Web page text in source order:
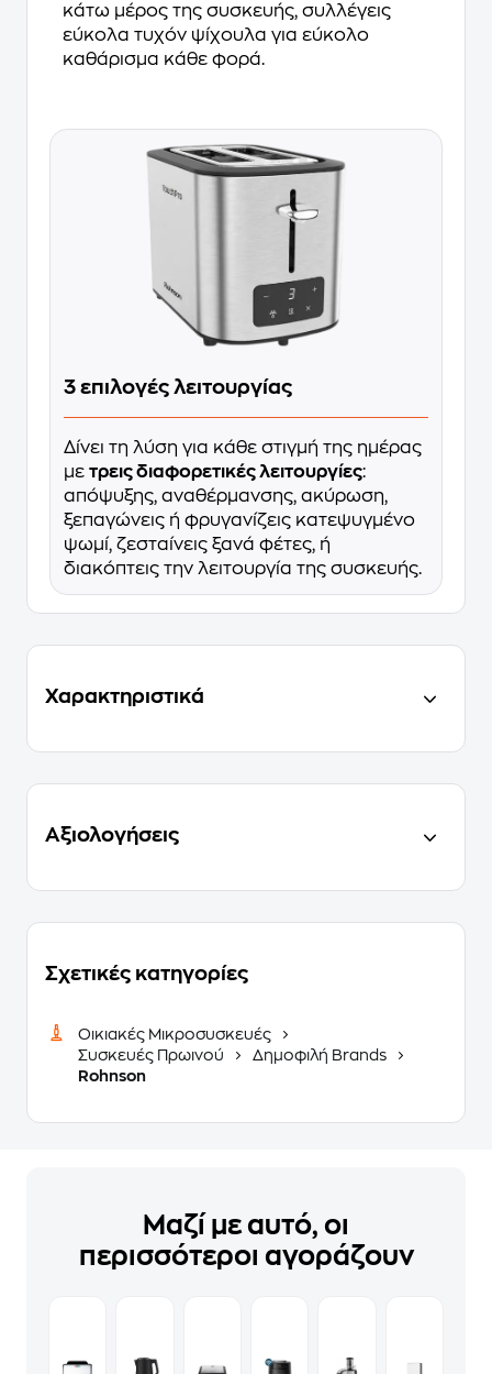
κάτω μέρος της συσκευής, συλλέγεις
εύκολα τυχόν ψίχουλα για εύκολο
καθάρισμα κάθε φορά.
3 επιλογές λειτουργίας
Δίνει τη λύση για κάθε στιγμή της ημέρας
με τρεις διαφορετικές λειτουργίες:
απόψυξης, αναθέρμανσης, ακύρωση,
ξεπαγώνεις ή φρυγανίζεις κατεψυγμένο
ψωμί, ζεσταίνεις ξανά φέτες, ή
διακόπτεις την λειτουργία της συσκευής.
Χαρακτηριστικά
Αξιολογήσεις
Σχετικές κατηγορίες
Οικιακές Μικροσυσκευές
Συσκευές Πρωινού
Δημοφιλή Brands
Rohnson
Μαζί με αυτό, οι
περισσότεροι αγοράζουν